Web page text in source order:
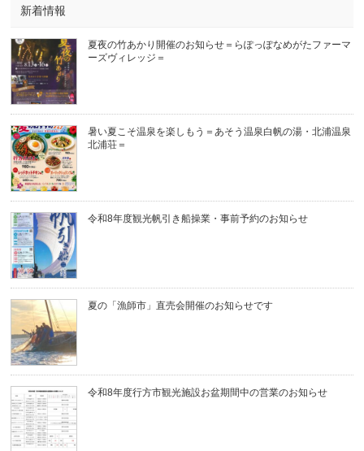
新着情報
夏夜の竹あかり開催のお知らせ＝らぽっぽなめがたファーマ
ーズヴィレッジ＝
暑い夏こそ温泉を楽しもう＝あそう温泉白帆の湯・北浦温泉
北浦荘＝
令和8年度観光帆引き船操業・事前予約のお知らせ
夏の「漁師市」直売会開催のお知らせです
令和8年度行方市観光施設お盆期間中の営業のお知らせ